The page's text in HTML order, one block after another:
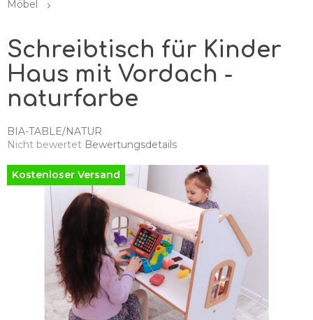
Möbel
Schreibtisch für Kinder
Haus mit Vordach -
naturfarbe
BIA-TABLE/NATUR
Die
Produktbewertung
ist
Nicht bewertet Bewertungsdetails
Kostenloser Versand